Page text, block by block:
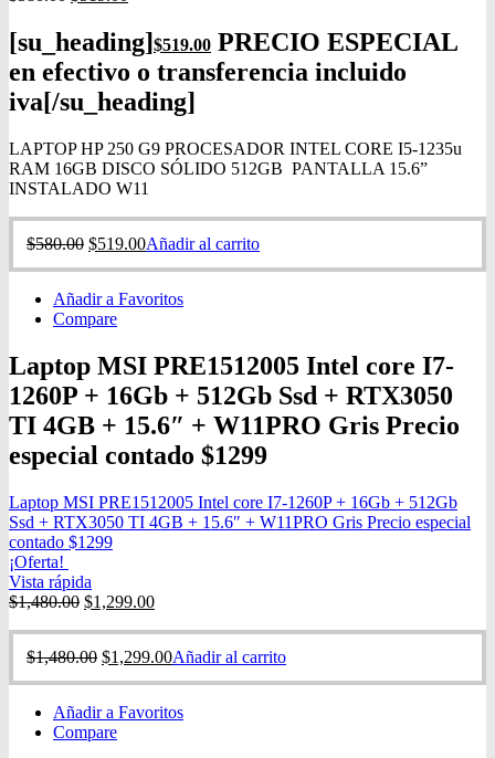
[su_heading] $519.00 PRECIO ESPECIAL
en efectivo o transferencia incluido
iva[/su_heading]
LAPTOP HP 250 G9 PROCESADOR INTEL CORE I5-1235u
RAM 16GB DISCO SÓLIDO 512GB PANTALLA 15.6”
INSTALADO W11
$580.00 $519.00Añadir al carrito
Añadir a Favoritos
Compare
Laptop MSI PRE1512005 Intel core I7-
1260P + 16Gb + 512Gb Ssd + RTX3050
TI 4GB + 15.6″ + W11PRO Gris Precio
especial contado $1299
Laptop MSI PRE1512005 Intel core I7-1260P + 16Gb + 512Gb
Ssd + RTX3050 TI 4GB + 15.6″ + W11PRO Gris Precio especial
contado $1299
¡Oferta!
Vista rápida
$1,480.00 $1,299.00
$1,480.00 $1,299.00Añadir al carrito
Añadir a Favoritos
Compare